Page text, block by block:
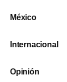
México
Internacional
Opinión